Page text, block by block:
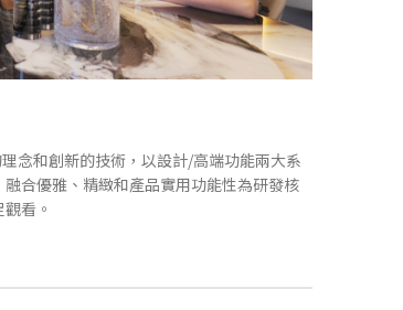
念和創新的技術，以設計/高端功能兩大系
合優雅、精緻和產品實用功能性為研發核
看。